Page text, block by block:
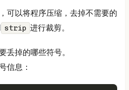
可以将程序压缩，去掉不需要的
strip 进行裁剪。
丢掉的哪些符号。
信息：